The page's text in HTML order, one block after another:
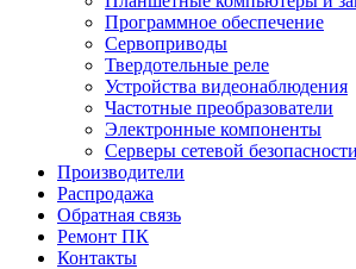
Программное обеспечение
Сервоприводы
Твердотельные реле
Устройства видеонаблюдения
Частотные преобразователи
Электронные компоненты
Серверы сетевой безопасности
Производители
Распродажа
Обратная связь
Ремонт ПК
Контакты